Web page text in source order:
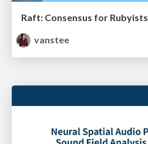
Raft: Consensus for Rubyists
vanstee